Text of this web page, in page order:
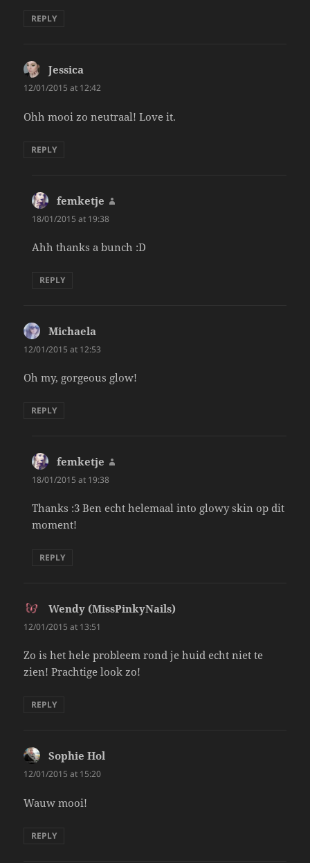
REPLY
Jessica
12/01/2015 at 12:42
Ohh mooi zo neutraal! Love it.
REPLY
femketje
18/01/2015 at 19:38
Ahh thanks a bunch :D
REPLY
Michaela
12/01/2015 at 12:53
Oh my, gorgeous glow!
REPLY
femketje
18/01/2015 at 19:38
Thanks :3 Ben echt helemaal into glowy skin op dit
moment!
REPLY
Wendy (MissPinkyNails)
12/01/2015 at 13:51
Zo is het hele probleem rond je huid echt niet te
zien! Prachtige look zo!
REPLY
Sophie Hol
12/01/2015 at 15:20
Wauw mooi!
REPLY